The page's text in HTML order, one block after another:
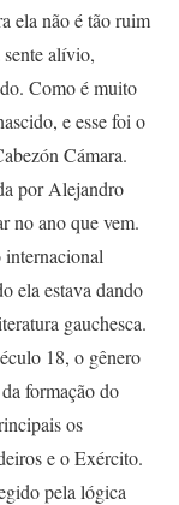
ela não é tão ruim
alívio,
Como é muito
e esse foi o
Cámara.
por Alejandro
no ano que vem.
internacional
ela estava dando
gauchesca.
18, o gênero
formação do
os
e o Exército.
pela lógica